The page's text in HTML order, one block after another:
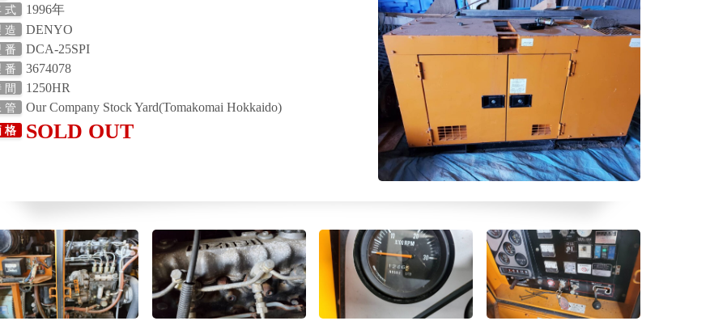
式 1996年
造 DENYO
番 DCA-25SPI
番 3674078
間 1250HR
管 Our Company Stock Yard(Tomakomai Hokkaido)
格 SOLD OUT